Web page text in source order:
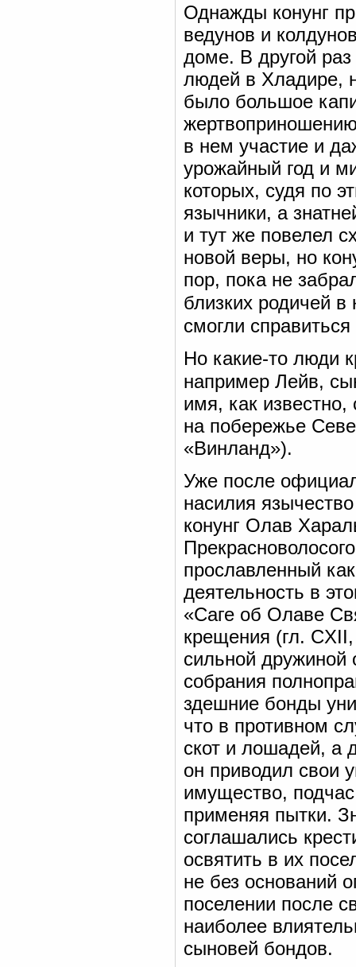
Однажды конунг
ведунов и
доме. В другой
людей в Хладире,
было большое
в нем участие и
урожайный год и
которых, судя по
язычники, а
и тут же повелел
новой веры, но
пор, пока не
близких родичей в
смогли
Но какие-то люди
например Лейв,
имя, как
на побережье
«Винланд»).
Уже после
насилия
конунг Олав
прославленный
деятельность в
«Саге об Олаве
крещения (гл.
сильной дружиной
собрания
здешние бонды
что в противном
скот и лошадей, а
он приводил свои
имущество,
применяя пытки.
соглашались
освятить в их
не без оснований
поселении после
наиболее
сыновей бондов.